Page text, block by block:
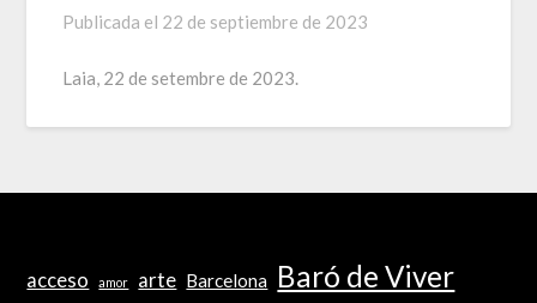
Publicada el 22 de septiembre de 2023
Laia, 22 de setembre de 2023.
acceso amor arte Barcelona Baró de Viver